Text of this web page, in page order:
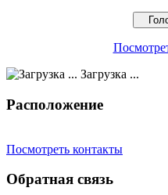
Загрузка ...
Расположение
Посмотреть контакты
Обратная связь